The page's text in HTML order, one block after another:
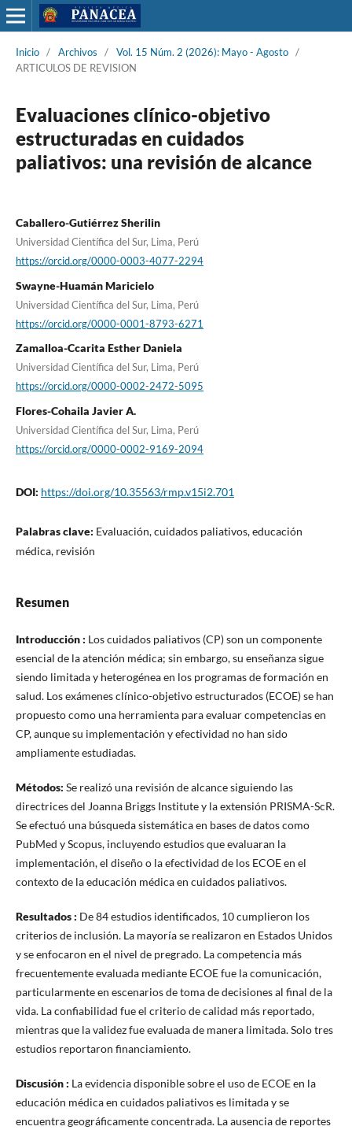
Inicio / Archivos / Vol. 15 Núm. 2 (2026): Mayo - Agosto /
ARTICULOS DE REVISION
Evaluaciones clínico-objetivo
estructuradas en cuidados
paliativos: una revisión de alcance
Caballero-Gutiérrez Sherilin
Universidad Científica del Sur, Lima, Perú
https://orcid.org/0000-0003-4077-2294
Swayne-Huamán Maricielo
Universidad Científica del Sur, Lima, Perú
https://orcid.org/0000-0001-8793-6271
Zamalloa-Ccarita Esther Daniela
Universidad Científica del Sur, Lima, Perú
https://orcid.org/0000-0002-2472-5095
Flores-Cohaila Javier A.
Universidad Científica del Sur, Lima, Perú
https://orcid.org/0000-0002-9169-2094
DOI: https://doi.org/10.35563/rmp.v15i2.701
Palabras clave: Evaluación, cuidados paliativos, educación
médica, revisión
Resumen
Introducción : Los cuidados paliativos (CP) son un componente
esencial de la atención médica; sin embargo, su enseñanza sigue
siendo limitada y heterogénea en los programas de formación en
salud. Los exámenes clínico-objetivo estructurados (ECOE) se han
propuesto como una herramienta para evaluar competencias en
CP, aunque su implementación y efectividad no han sido
ampliamente estudiadas.
Métodos: Se realizó una revisión de alcance siguiendo las
directrices del Joanna Briggs Institute y la extensión PRISMA-ScR.
Se efectuó una búsqueda sistemática en bases de datos como
PubMed y Scopus, incluyendo estudios que evaluaran la
implementación, el diseño o la efectividad de los ECOE en el
contexto de la educación médica en cuidados paliativos.
Resultados : De 84 estudios identificados, 10 cumplieron los
criterios de inclusión. La mayoría se realizaron en Estados Unidos
y se enfocaron en el nivel de pregrado. La competencia más
frecuentemente evaluada mediante ECOE fue la comunicación,
particularmente en escenarios de toma de decisiones al final de la
vida. La confiabilidad fue el criterio de calidad más reportado,
mientras que la validez fue evaluada de manera limitada. Solo tres
estudios reportaron financiamiento.
Discusión : La evidencia disponible sobre el uso de ECOE en la
educación médica en cuidados paliativos es limitada y se
encuentra geográficamente concentrada. La ausencia de reportes